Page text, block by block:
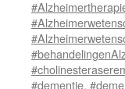
#dementie,